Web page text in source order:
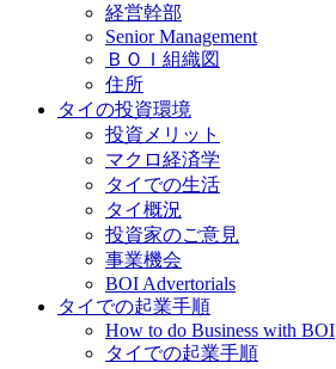
経営幹部
Senior Management
ＢＯＩ組織図
住所
タイの投資環境
投資メリット
マクロ経済学
タイでの生活
タイ概況
投資家のご意見
事業機会
BOI Advertorials
タイでの起業手順
How to do Business with BOI
タイでの起業手順